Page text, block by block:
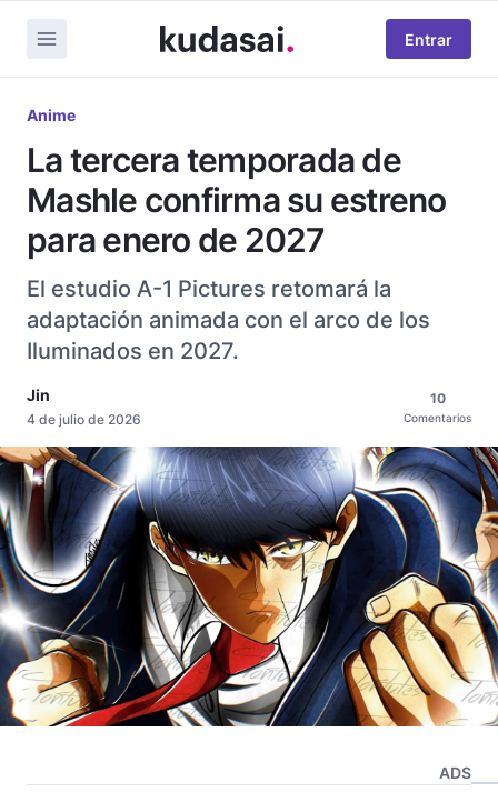
Entrar
Anime
La tercera temporada de
Mashle confirma su estreno
para enero de 2027
El estudio A-1 Pictures retomará la
adaptación animada con el arco de los
Iluminados en 2027.
Jin
4 de julio de 2026
10
Comentarios
ADS